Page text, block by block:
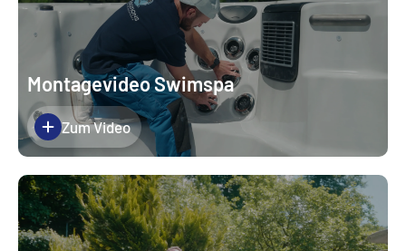
Montagevideo Swimspa
Zum Video